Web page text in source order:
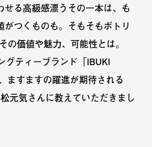
る高級感漂うその一本は、も
つくものも。そもそもボトリ
の価値や魅力、可能性とは。
グティーブランド「IBUKI
ますますの躍進が期待される
元気さんに教えていただきまし